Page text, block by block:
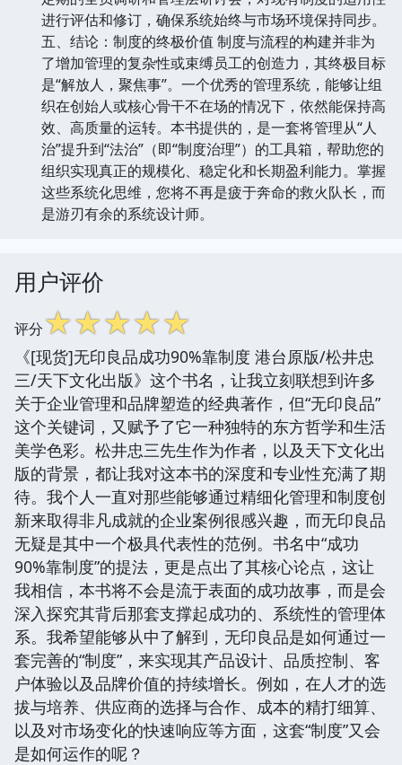
进行评估和修订，确保系统始终与市场环境保持同步。
五、结论：制度的终极价值 制度与流程的构建并非为
了增加管理的复杂性或束缚员工的创造力，其终极目标
是“解放人，聚焦事”。一个优秀的管理系统，能够让组
织在创始人或核心骨干不在场的情况下，依然能保持高
效、高质量的运转。本书提供的，是一套将管理从“人
治”提升到“法治”（即“制度治理”）的工具箱，帮助您的
组织实现真正的规模化、稳定化和长期盈利能力。掌握
这些系统化思维，您将不再是疲于奔命的救火队长，而
是游刃有余的系统设计师。
用户评价
评分☆☆☆☆☆
《[现货]无印良品成功90%靠制度 港台原版/松井忠
三/天下文化出版》这个书名，让我立刻联想到许多
关于企业管理和品牌塑造的经典著作，但“无印良品”
这个关键词，又赋予了它一种独特的东方哲学和生活
美学色彩。松井忠三先生作为作者，以及天下文化出
版的背景，都让我对这本书的深度和专业性充满了期
待。我个人一直对那些能够通过精细化管理和制度创
新来取得非凡成就的企业案例很感兴趣，而无印良品
无疑是其中一个极具代表性的范例。书名中“成功
90%靠制度”的提法，更是点出了其核心论点，这让
我相信，本书将不会是流于表面的成功故事，而是会
深入探究其背后那套支撑起成功的、系统性的管理体
系。我希望能够从中了解到，无印良品是如何通过一
套完善的“制度”，来实现其产品设计、品质控制、客
户体验以及品牌价值的持续增长。例如，在人才的选
拔与培养、供应商的选择与合作、成本的精打细算、
以及对市场变化的快速响应等方面，这套“制度”又会
是如何运作的呢？